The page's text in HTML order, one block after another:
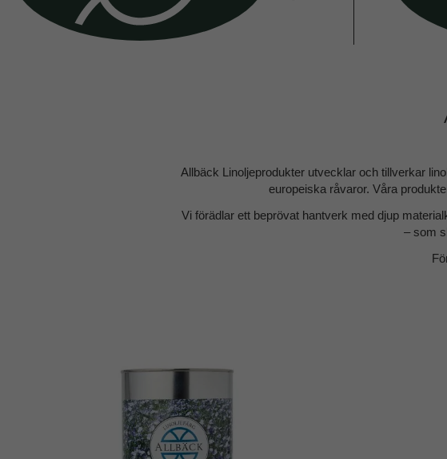
Allbäck Linoljeprodukter utvecklar och tillverkar
europeiska råvaror. Våra
Vi förädlar ett beprövat hantverk med djup
– som